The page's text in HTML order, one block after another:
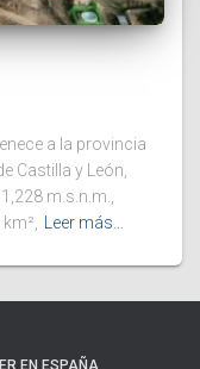
a la provincia
Castilla y León,
m.s.n.m.,
Leer más…
EN ESPAÑA